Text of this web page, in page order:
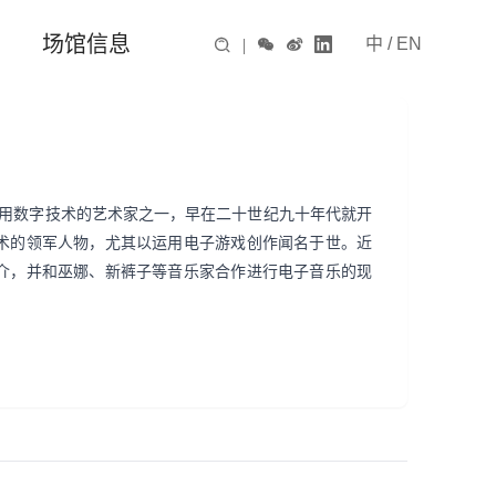
中 / EN
 |   
场馆信息
数字技术的艺术家之一，早在二十世纪九十年代就开
领军人物，尤其以运用电子游戏创作闻名于世。近
并和巫娜、新裤子等音乐家合作进行电子音乐的现